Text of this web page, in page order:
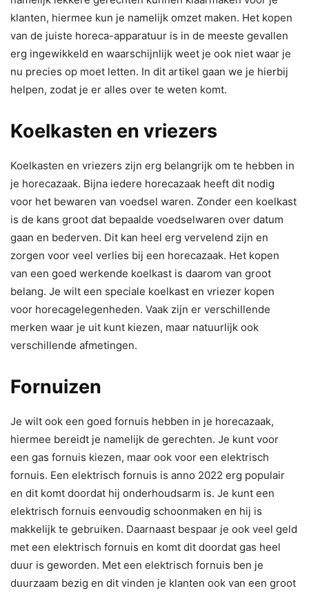
klanten, hiermee kun je namelijk omzet maken. Het kopen
van de juiste horeca-apparatuur is in de meeste gevallen
erg ingewikkeld en waarschijnlijk weet je ook niet waar je
nu precies op moet letten. In dit artikel gaan we je hierbij
helpen, zodat je er alles over te weten komt.
Koelkasten en vriezers
Koelkasten en vriezers zijn erg belangrijk om te hebben in
je horecazaak. Bijna iedere horecazaak heeft dit nodig
voor het bewaren van voedsel waren. Zonder een koelkast
is de kans groot dat bepaalde voedselwaren over datum
gaan en bederven. Dit kan heel erg vervelend zijn en
zorgen voor veel verlies bij een horecazaak. Het kopen
van een goed werkende koelkast is daarom van groot
belang. Je wilt een speciale koelkast en vriezer kopen
voor horecagelegenheden. Vaak zijn er verschillende
merken waar je uit kunt kiezen, maar natuurlijk ook
verschillende afmetingen.
Fornuizen
Je wilt ook een goed fornuis hebben in je horecazaak,
hiermee bereidt je namelijk de gerechten. Je kunt voor
een gas fornuis kiezen, maar ook voor een elektrisch
fornuis. Een elektrisch fornuis is anno 2022 erg populair
en dit komt doordat hij onderhoudsarm is. Je kunt een
elektrisch fornuis eenvoudig schoonmaken en hij is
makkelijk te gebruiken. Daarnaast bespaar je ook veel geld
met een elektrisch fornuis en komt dit doordat gas heel
duur is geworden. Met een elektrisch fornuis ben je
duurzaam bezig en dit vinden je klanten ook van een groot